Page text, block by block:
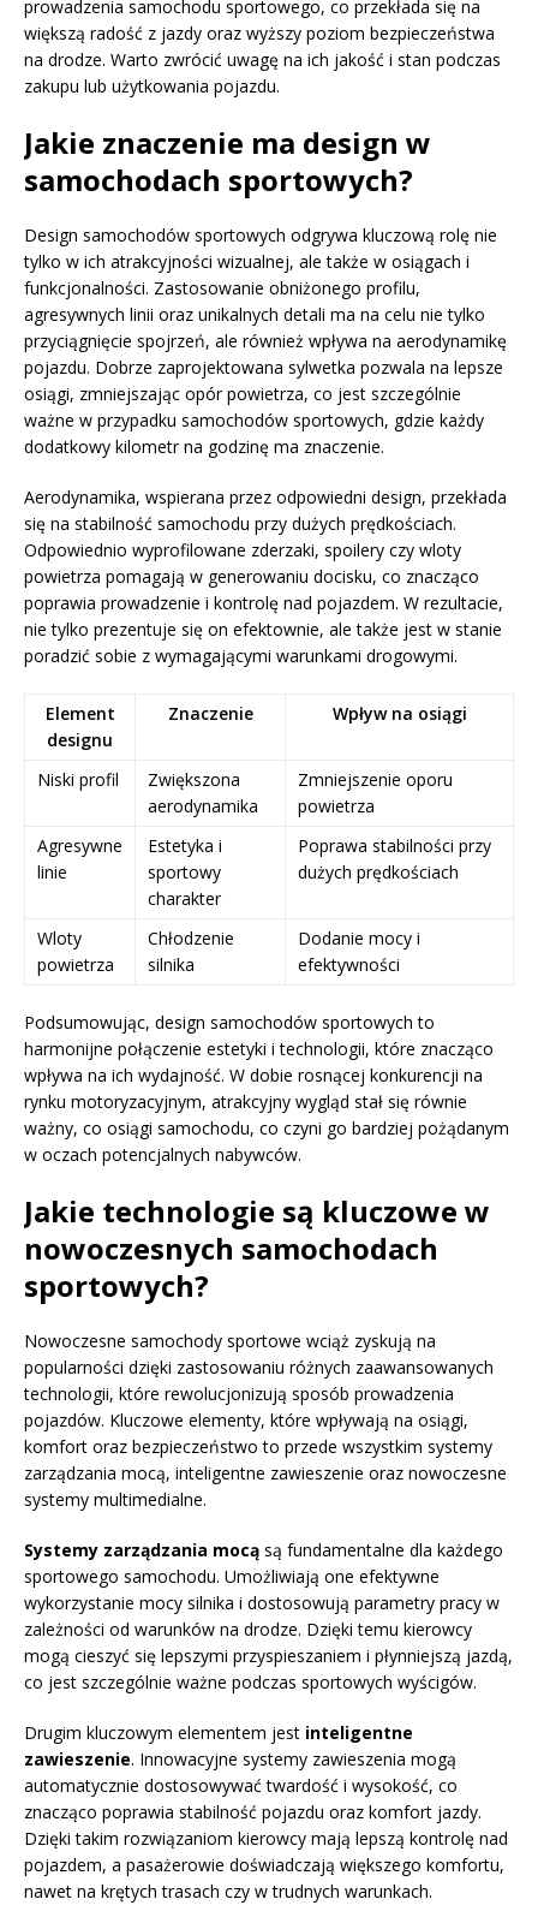
prowadzenia samochodu sportowego, co przekłada się na
większą radość z jazdy oraz wyższy poziom bezpieczeństwa
na drodze. Warto zwrócić uwagę na ich jakość i stan podczas
zakupu lub użytkowania pojazdu.
Jakie znaczenie ma design w
samochodach sportowych?
Design samochodów sportowych odgrywa kluczową rolę nie
tylko w ich atrakcyjności wizualnej, ale także w osiągach i
funkcjonalności. Zastosowanie obniżonego profilu,
agresywnych linii oraz unikalnych detali ma na celu nie tylko
przyciągnięcie spojrzeń, ale również wpływa na aerodynamikę
pojazdu. Dobrze zaprojektowana sylwetka pozwala na lepsze
osiągi, zmniejszając opór powietrza, co jest szczególnie
ważne w przypadku samochodów sportowych, gdzie każdy
dodatkowy kilometr na godzinę ma znaczenie.
Aerodynamika, wspierana przez odpowiedni design, przekłada
się na stabilność samochodu przy dużych prędkościach.
Odpowiednio wyprofilowane zderzaki, spoilery czy wloty
powietrza pomagają w generowaniu docisku, co znacząco
poprawia prowadzenie i kontrolę nad pojazdem. W rezultacie,
nie tylko prezentuje się on efektownie, ale także jest w stanie
poradzić sobie z wymagającymi warunkami drogowymi.
Element
designu
Znaczenie Wpływ na osiągi
Niski profil
Zwiększona
aerodynamika
Zmniejszenie oporu
powietrza
Agresywne
linie
Estetyka i
sportowy
charakter
Poprawa stabilności przy
dużych prędkościach
Wloty
powietrza
Chłodzenie
silnika
Dodanie mocy i
efektywności
Podsumowując, design samochodów sportowych to
harmonijne połączenie estetyki i technologii, które znacząco
wpływa na ich wydajność. W dobie rosnącej konkurencji na
rynku motoryzacyjnym, atrakcyjny wygląd stał się równie
ważny, co osiągi samochodu, co czyni go bardziej pożądanym
w oczach potencjalnych nabywców.
Jakie technologie są kluczowe w
nowoczesnych samochodach
sportowych?
Nowoczesne samochody sportowe wciąż zyskują na
popularności dzięki zastosowaniu różnych zaawansowanych
technologii, które rewolucjonizują sposób prowadzenia
pojazdów. Kluczowe elementy, które wpływają na osiągi,
komfort oraz bezpieczeństwo to przede wszystkim systemy
zarządzania mocą, inteligentne zawieszenie oraz nowoczesne
systemy multimedialne.
Systemy zarządzania mocą są fundamentalne dla każdego
sportowego samochodu. Umożliwiają one efektywne
wykorzystanie mocy silnika i dostosowują parametry pracy w
zależności od warunków na drodze. Dzięki temu kierowcy
mogą cieszyć się lepszymi przyspieszaniem i płynniejszą jazdą,
co jest szczególnie ważne podczas sportowych wyścigów.
Drugim kluczowym elementem jest inteligentne
zawieszenie. Innowacyjne systemy zawieszenia mogą
automatycznie dostosowywać twardość i wysokość, co
znacząco poprawia stabilność pojazdu oraz komfort jazdy.
Dzięki takim rozwiązaniom kierowcy mają lepszą kontrolę nad
pojazdem, a pasażerowie doświadczają większego komfortu,
nawet na krętych trasach czy w trudnych warunkach.